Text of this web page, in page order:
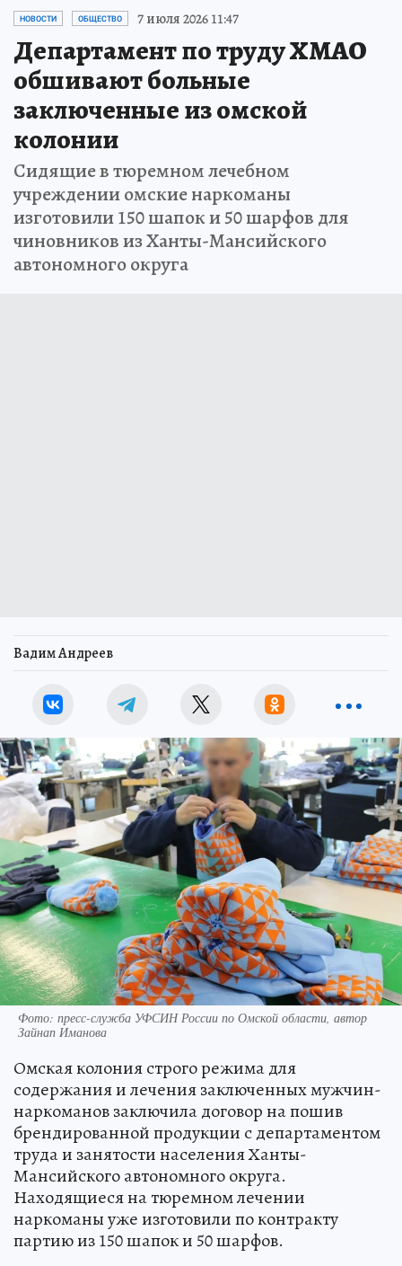
НОВОСТИ ОБЩЕСТВО 7 июля 2026 11:47
Департамент по труду ХМАО
обшивают больные
заключенные из омской
колонии
Сидящие в тюремном лечебном
учреждении омские наркоманы
изготовили 150 шапок и 50 шарфов для
чиновников из Ханты-Мансийского
автономного округа
Вадим Андреев
Фото: пресс-служба УФСИН России по Омской области, автор
Зайнап Иманова
Омская колония строго режима для
содержания и лечения заключенных мужчин-
наркоманов заключила договор на пошив
брендированной продукции с департаментом
труда и занятости населения Ханты-
Мансийского автономного округа.
Находящиеся на тюремном лечении
наркоманы уже изготовили по контракту
партию из 150 шапок и 50 шарфов.